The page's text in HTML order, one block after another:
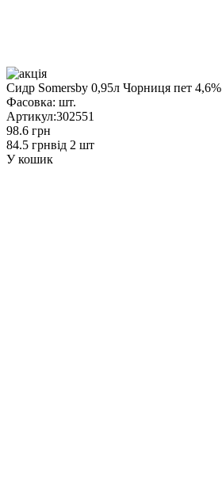
Сидр Somersby 0,95л Чорниця пет 4,6%
Фасовка: шт.
Артикул:302551
98.6 грн
84.5 грнвід 2 шт
У кошик